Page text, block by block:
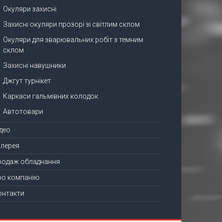
Окуляри захисні
Захисні окуляри прозорі зі світлим склом
Окуляри для зварювальних робіт з темним
склом
Захисні навушники
Джгут турнікет
Каркаси гальмівних колодок
Автотовари
обладнання
компанію